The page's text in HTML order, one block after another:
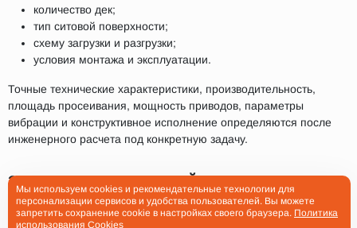
количество дек;
тип ситовой поверхности;
схему загрузки и разгрузки;
условия монтажа и эксплуатации.
Точные технические характеристики, производительность,
площадь просеивания, мощность приводов, параметры
вибрации и конструктивное исполнение определяются после
инженерного расчета под конкретную задачу.
ЗАКАЗАТЬ ИНЕРЦИОННЫЙ ГРОХОТ С
ТЕХНОЛОГИЕЙ FLIP-FLOP ОТ ЗАВОДА-
ПРОИЗВОДИТЕЛЯ
Мы используем cookies и рекомендательные технологии для
персонализации сервисов и удобства пользователей. Вы можете
запретить сохранение cookie в настройках своего браузера. Политика
использования Cookies